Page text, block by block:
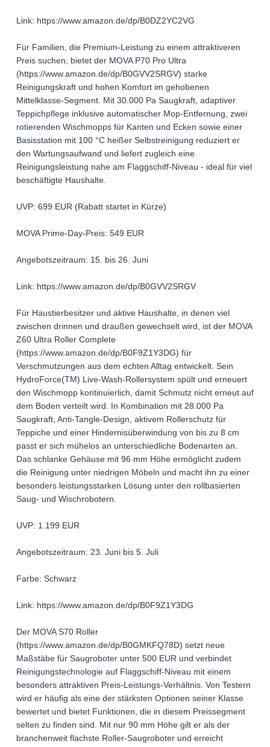
Link: https://www.amazon.de/dp/B0DZ2YC2VG
Für Familien, die Premium-Leistung zu einem attraktiveren
Preis suchen, bietet der MOVA P70 Pro Ultra
(https://www.amazon.de/dp/B0GVV2SRGV) starke
Reinigungskraft und hohen Komfort im gehobenen
Mittelklasse-Segment. Mit 30.000 Pa Saugkraft, adaptiver
Teppichpflege inklusive automatischer Mop-Entfernung, zwei
rotierenden Wischmopps für Kanten und Ecken sowie einer
Basisstation mit 100 °C heißer Selbstreinigung reduziert er
den Wartungsaufwand und liefert zugleich eine
Reinigungsleistung nahe am Flaggschiff-Niveau - ideal für viel
beschäftigte Haushalte.
UVP: 699 EUR (Rabatt startet in Kürze)
MOVA Prime-Day-Preis: 549 EUR
Angebotszeitraum: 15. bis 26. Juni
Link: https://www.amazon.de/dp/B0GVV2SRGV
Für Haustierbesitzer und aktive Haushalte, in denen viel
zwischen drinnen und draußen gewechselt wird, ist der MOVA
Z60 Ultra Roller Complete
(https://www.amazon.de/dp/B0F9Z1Y3DG) für
Verschmutzungen aus dem echten Alltag entwickelt. Sein
HydroForce(TM) Live-Wash-Rollersystem spült und erneuert
den Wischmopp kontinuierlich, damit Schmutz nicht erneut auf
dem Boden verteilt wird. In Kombination mit 28.000 Pa
Saugkraft, Anti-Tangle-Design, aktivem Rollerschutz für
Teppiche und einer Hindernisüberwindung von bis zu 8 cm
passt er sich mühelos an unterschiedliche Bodenarten an.
Das schlanke Gehäuse mit 96 mm Höhe ermöglicht zudem
die Reinigung unter niedrigen Möbeln und macht ihn zu einer
besonders leistungsstarken Lösung unter den rollbasierten
Saug- und Wischrobotern.
UVP: 1.199 EUR
Angebotszeitraum: 23. Juni bis 5. Juli
Farbe: Schwarz
Link: https://www.amazon.de/dp/B0F9Z1Y3DG
Der MOVA S70 Roller
(https://www.amazon.de/dp/B0GMKFQ78D) setzt neue
Maßstäbe für Saugroboter unter 500 EUR und verbindet
Reinigungstechnologie auf Flaggschiff-Niveau mit einem
besonders attraktiven Preis-Leistungs-Verhältnis. Von Testern
wird er häufig als eine der stärksten Optionen seiner Klasse
bewertet und bietet Funktionen, die in diesem Preissegment
selten zu finden sind. Mit nur 90 mm Höhe gilt er als der
branchenweit flachste Roller-Saugroboter und erreicht